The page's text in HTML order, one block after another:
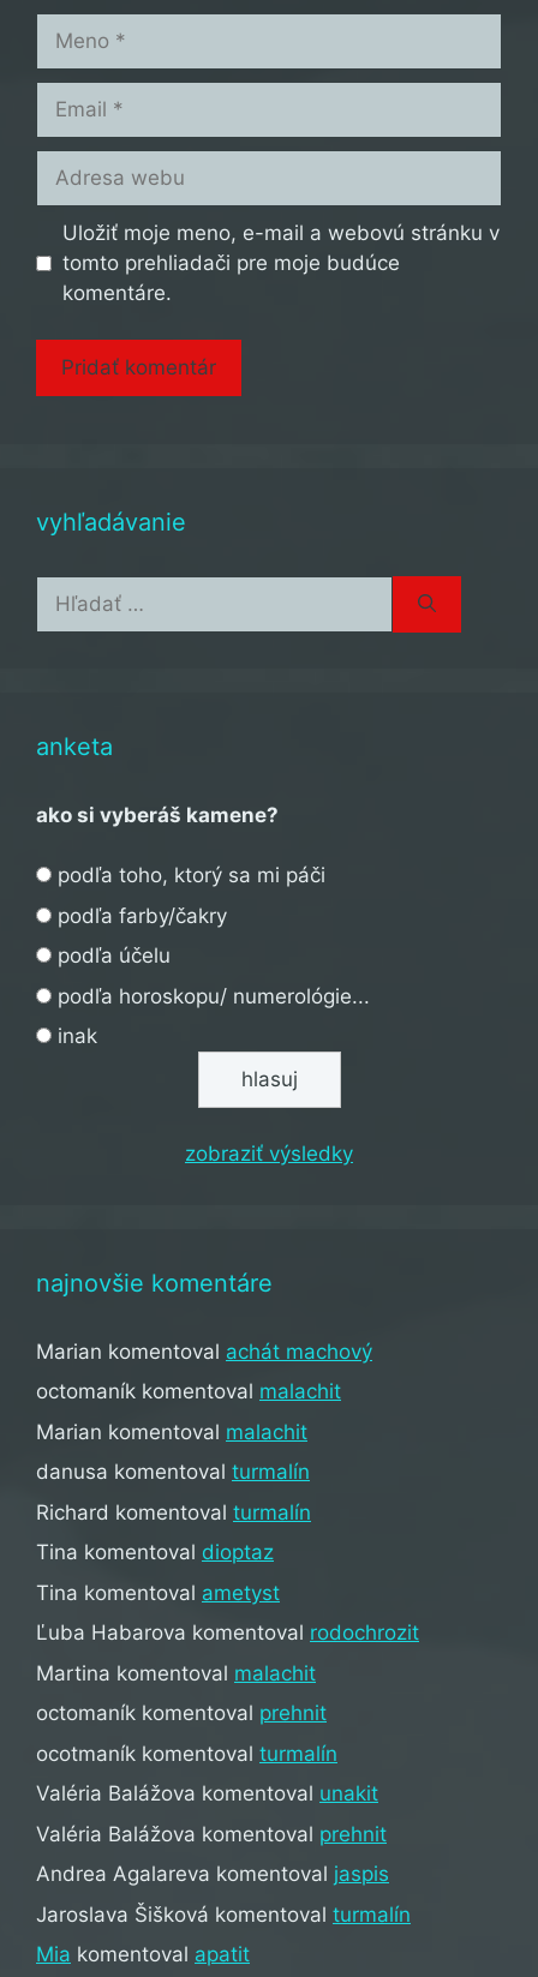
Meno
Email
Adresa
Uložiť moje meno, e-mail a webovú stránku v
tomto prehliadači pre moje budúce
komentáre.
vyhľadávanie
anketa
ako si vyberáš kamene?
podľa toho, ktorý sa mi páči
podľa farby/čakry
podľa účelu
podľa horoskopu/ numerológie...
inak
zobraziť výsledky
najnovšie komentáre
Marian komentoval achát machový
octomaník komentoval malachit
Marian komentoval malachit
danusa komentoval turmalín
Richard komentoval turmalín
Tina komentoval dioptaz
Tina komentoval ametyst
Ľuba Habarova komentoval rodochrozit
Martina komentoval malachit
octomaník komentoval prehnit
ocotmaník komentoval turmalín
Valéria Balážova komentoval unakit
Valéria Balážova komentoval prehnit
Andrea Agalareva komentoval jaspis
Jaroslava Šišková komentoval turmalín
Mia komentoval apatit